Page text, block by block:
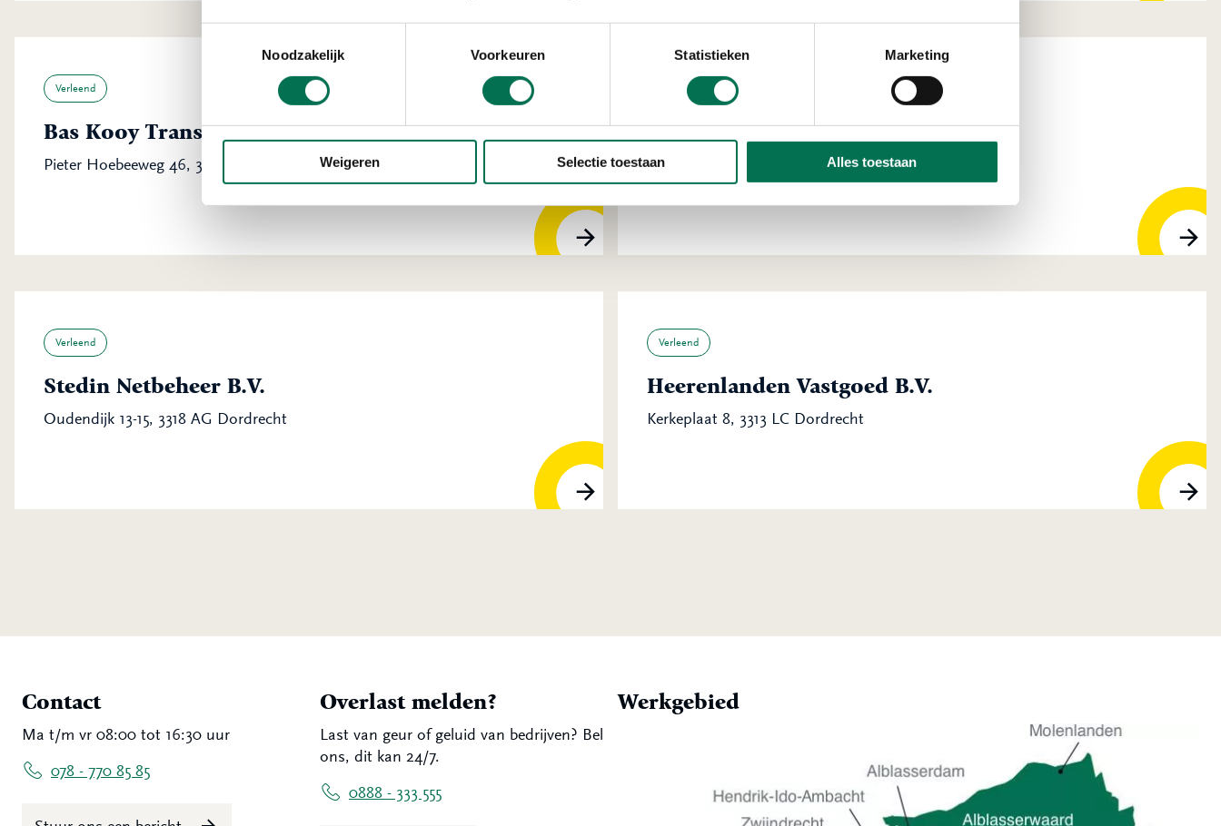
Noodzakelijk
Voorkeuren Statistieken Marketing
Weigeren Selectie toestaan Alles toestaan
Verleend
Bas Kooy Transport B.V.
Pieter Hoebeeweg 46, 3316 BT Dordrecht
Verleend
Rijkswaterstaat Corporate Dienst
Van Leeuwenhoekweg 20, 3316 AV Dordrecht
Verleend
Stedin Netbeheer B.V.
Oudendijk 13-15, 3318 AG Dordrecht
Verleend
Heerenlanden Vastgoed B.V.
Kerkeplaat 8, 3313 LC Dordrecht
Contact
Ma t/m vr 08:00 tot 16:30 uur
078 - 770 85 85
Overlast melden?
Last van geur of geluid van bedrijven? Bel
ons, dit kan 24/7.
0888 - 333 555
Werkgebied